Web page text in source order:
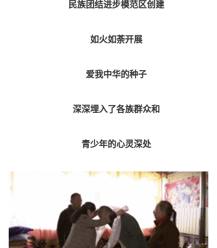
民族团结进步模范区创建
如火如荼开展
爱我中华的种子
深深埋入了各族群众和
青少年的心灵深处